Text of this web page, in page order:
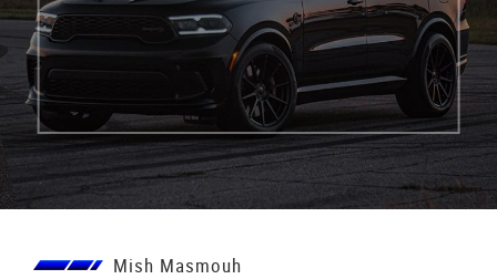
Mish Masmouh